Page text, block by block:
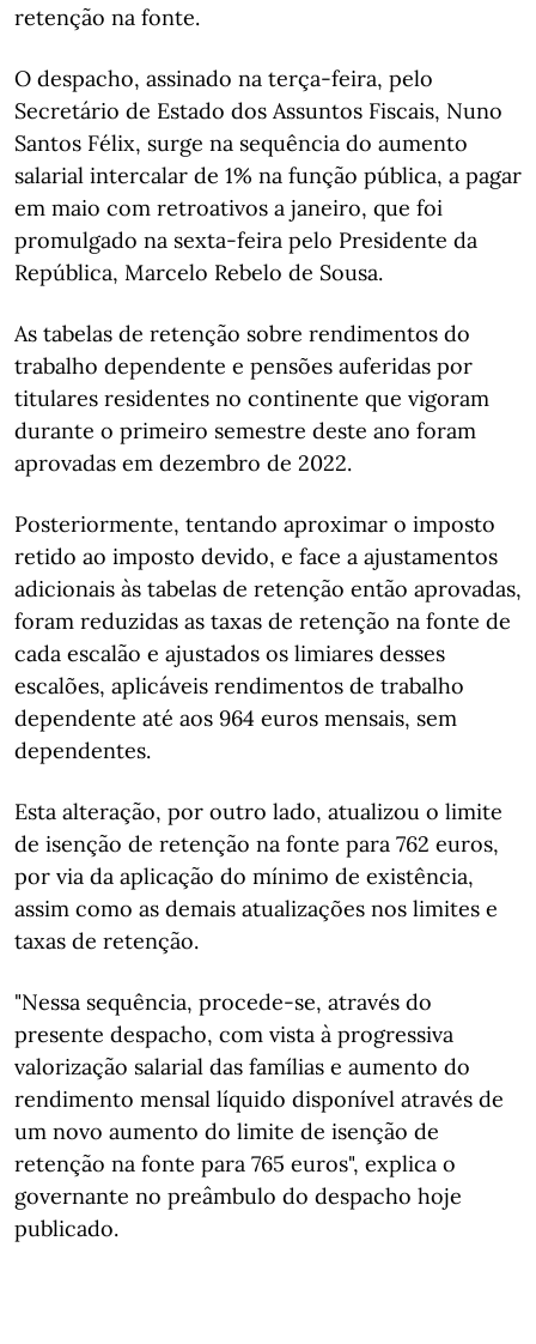
retenção na fonte.
O despacho, assinado na terça-feira, pelo
Secretário de Estado dos Assuntos Fiscais, Nuno
Santos Félix, surge na sequência do aumento
salarial intercalar de 1% na função pública, a pagar
em maio com retroativos a janeiro, que foi
promulgado na sexta-feira pelo Presidente da
República, Marcelo Rebelo de Sousa.
As tabelas de retenção sobre rendimentos do
trabalho dependente e pensões auferidas por
titulares residentes no continente que vigoram
durante o primeiro semestre deste ano foram
aprovadas em dezembro de 2022.
Posteriormente, tentando aproximar o imposto
retido ao imposto devido, e face a ajustamentos
adicionais às tabelas de retenção então aprovadas,
foram reduzidas as taxas de retenção na fonte de
cada escalão e ajustados os limiares desses
escalões, aplicáveis rendimentos de trabalho
dependente até aos 964 euros mensais, sem
dependentes.
Esta alteração, por outro lado, atualizou o limite
de isenção de retenção na fonte para 762 euros,
por via da aplicação do mínimo de existência,
assim como as demais atualizações nos limites e
taxas de retenção.
"Nessa sequência, procede-se, através do
presente despacho, com vista à progressiva
valorização salarial das famílias e aumento do
rendimento mensal líquido disponível através de
um novo aumento do limite de isenção de
retenção na fonte para 765 euros", explica o
governante no preâmbulo do despacho hoje
publicado.